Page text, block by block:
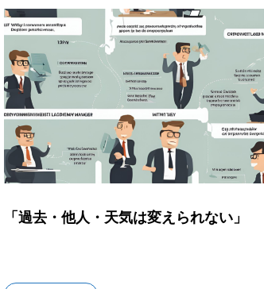
「過去・他人・天気は変えられない」